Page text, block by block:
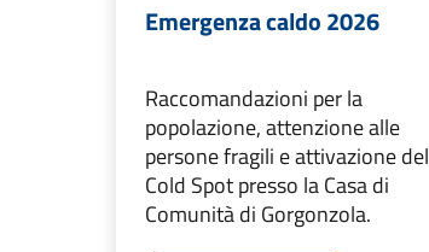
Emergenza caldo 2026
Raccomandazioni per la
popolazione, attenzione alle
persone fragili e attivazione del
Cold Spot presso la Casa di
Comunità di Gorgonzola.